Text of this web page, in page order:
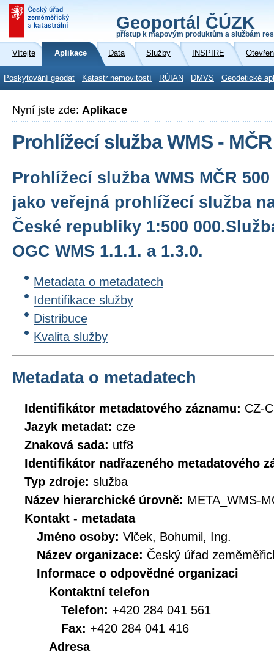
Geoportál ČÚZK
přístup k mapovým produktům a službám
Vítejte Aplikace Data Služby INSPIRE
Poskytování geodat Katastr nemovitostí RÚIAN DMVS Geodetické
Nyní jste zde: Aplikace
Prohlížecí služba WMS -
Prohlížecí služba WMS MČR
jako veřejná prohlížecí služba
České republiky 1:500
OGC WMS 1.1.1. a 1.3.0.
Metadata o metadatech
Identifikace služby
Distribuce
Kvalita služby
Metadata o metadatech
Identifikátor metadatového záznamu: CZ-
Jazyk metadat: cze
Znaková sada: utf8
Identifikátor nadřazeného metadatového
Typ zdroje: služba
Název hierarchické úrovně: META_WMS-
Kontakt - metadata
Jméno osoby: Vlček, Bohumil, Ing.
Název organizace: Český úřad
Informace o odpovědné organizaci
Kontaktní telefon
Telefon: +420 284 041 561
Fax: +420 284 041 416
Adresa